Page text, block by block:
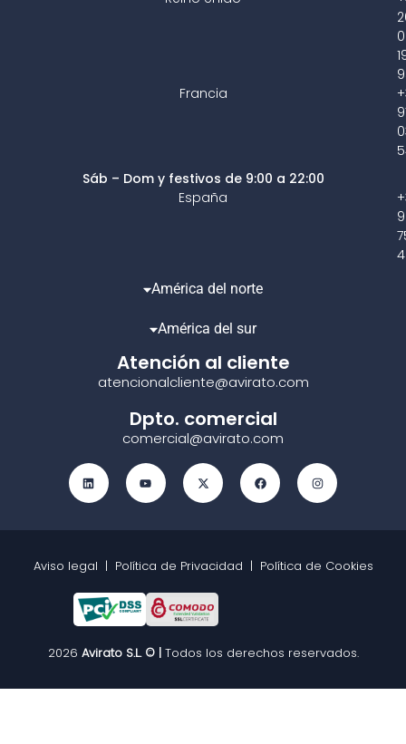
Francia
Sáb – Dom y festivos de 9:00 a 22:00
España
América del norte
América del sur
Atención al cliente
atencionalcliente@avirato.com
Dpto. comercial
comercial@avirato.com
Aviso legal | Política de Privacidad | Política de Cookies
2026 Avirato S.L. © | Todos los derechos reservados.